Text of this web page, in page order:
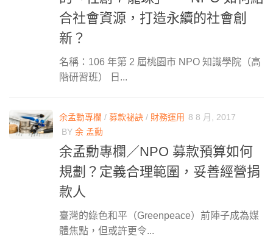
合社會資源，打造永續的社會創
新？
名稱：106 年第 2 屆桃園市 NPO 知識學院（高
階研習班） 日...
余孟勳專欄 / 募款祕訣 / 財務運用 8 8 月, 2017
BY 余 孟勳
余孟勳專欄／NPO 募款預算如何
規劃？定義合理範圍，妥善經營捐
款人
臺灣的綠色和平（Greenpeace）前陣子成為媒
體焦點，但或許更令...